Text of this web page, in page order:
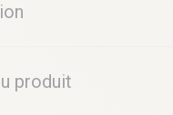
produit